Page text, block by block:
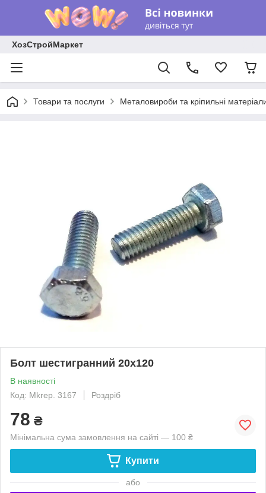
ХозСтройМаркет
Товари та послуги Металовироби та кріпильні
Болт шестигранний 20х120
В наявності
Код: Mkrep. 3167
Роздріб
78 ₴
Мінімальна сума замовлення на сайті — 100 ₴
Купити
або